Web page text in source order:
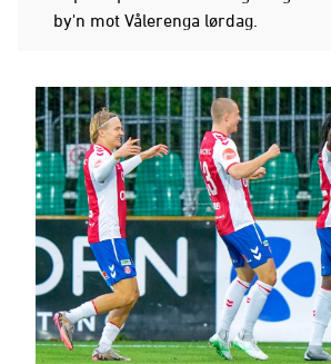
by'n mot Vålerenga lørdag.